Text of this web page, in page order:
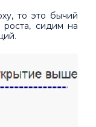
то это бычий
сидим на